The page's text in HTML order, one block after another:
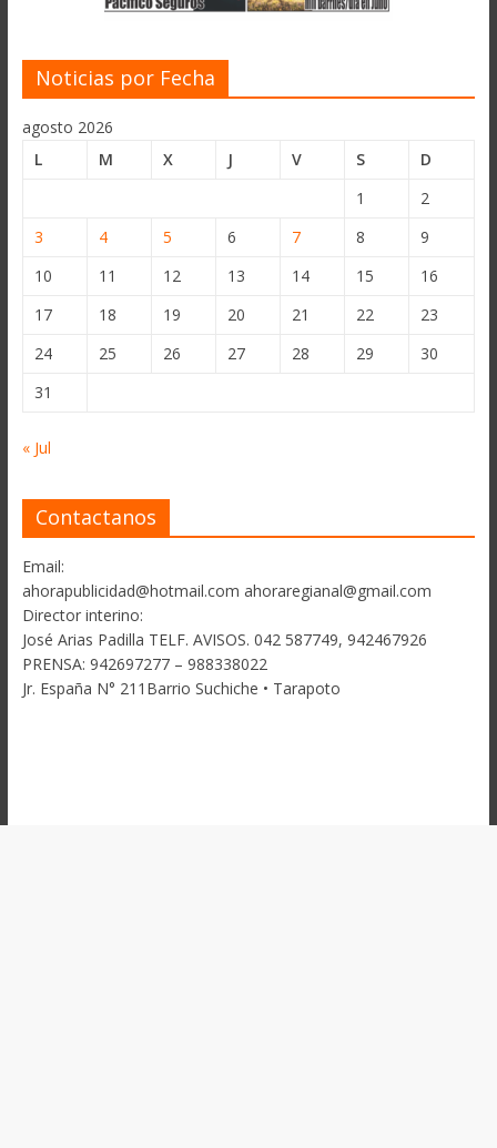
Noticias por Fecha
agosto 2026
L
M X J V S
D
1
2
3
4 5 6 7 8
9
10
11 12 13 14 15
16
17
18 19 20 21 22
23
24
25 26 27 28 29
30
31
« Jul
Contactanos
Email:
ahorapublicidad@hotmail.com ahoraregianal@gmail.com
Director interino:
José Arias Padilla TELF. AVISOS. 042 587749, 942467926
PRENSA: 942697277 – 988338022
Jr. España N° 211Barrio Suchiche • Tarapoto